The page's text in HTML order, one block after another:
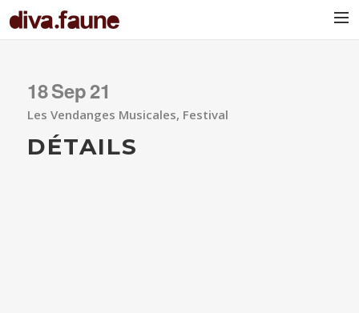
18Sep21
Les Vendanges Musicales, Festival
DÉTAILS